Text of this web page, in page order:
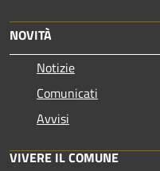
NOVITÀ
Notizie
Comunicati
Avvisi
VIVERE IL COMUNE